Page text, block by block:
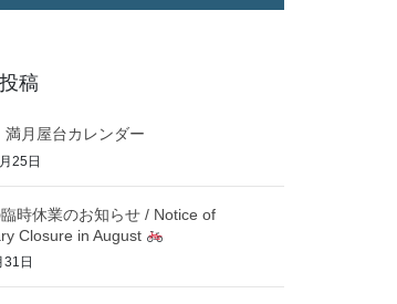
稿
月屋台カレンダー
25日
時休業のお知らせ / Notice of
Closure in August
日